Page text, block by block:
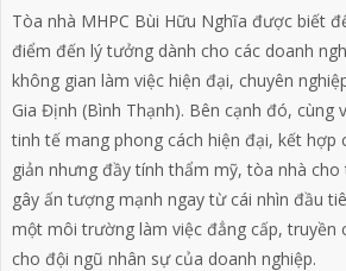
Tòa nhà MHPC Bùi Hữu Nghĩa được biết
điểm đến lý tưởng dành cho các doanh
không gian làm việc hiện đại, chuyên
Gia Định (Bình Thạnh). Bên cạnh đó, cùng
tinh tế mang phong cách hiện đại, kết hợp
giản nhưng đầy tính thẩm mỹ, tòa nhà
gây ấn tượng mạnh ngay từ cái nhìn đầu
một môi trường làm việc đẳng cấp, truyền
cho đội ngũ nhân sự của doanh nghiệp.